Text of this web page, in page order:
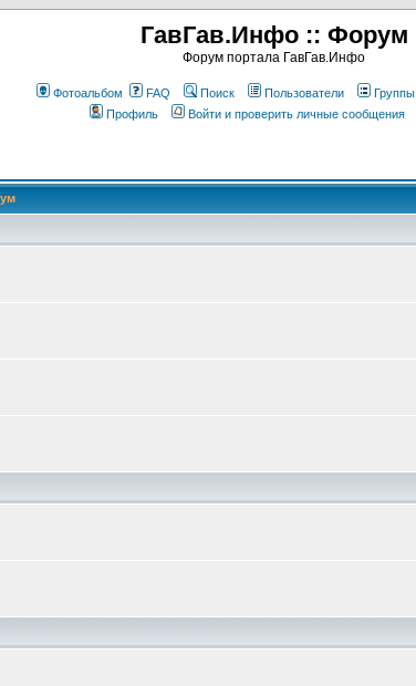
ГавГав.Инфо :: Форум
Форум портала ГавГав.Инфо
Фотоальбом FAQ Поиск Пользователи Группы
Профиль
Войти и проверить личные сообщения